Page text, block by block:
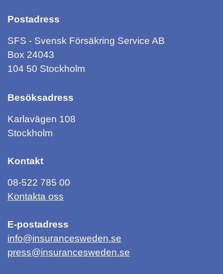
Postadress
SFS - Svensk Försäkring Service AB
Box 24043
104 50 Stockholm
Besöksadress
Karlavägen 108
Stockholm
Kontakt
08-522 785 00
Kontakta oss
E-postadress
info@insurancesweden.se
press@insurancesweden.se